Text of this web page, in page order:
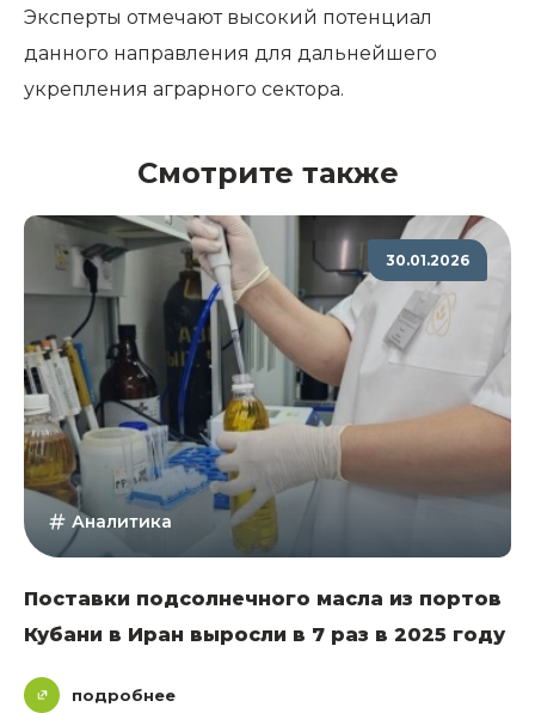
Эксперты отмечают высокий потенциал
данного направления для дальнейшего
укрепления аграрного сектора.
Смотрите также
30.01.2026
Аналитика
Поставки подсолнечного масла из портов
Кубани в Иран выросли в 7 раз в 2025 году
подробнее